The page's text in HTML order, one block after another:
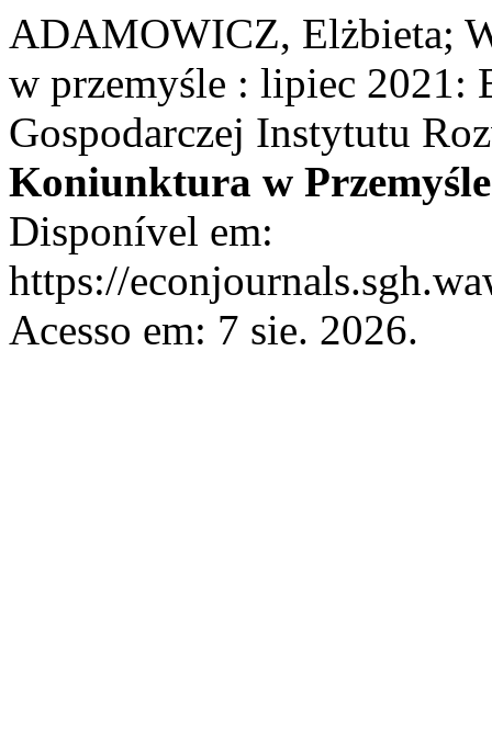
ADAMOWICZ, Elżbieta;
w przemyśle : lipiec 2021:
Gospodarczej Instytutu
Koniunktura w Przemyśle
Disponível em:
https://
Acesso em: 7 sie. 2026.